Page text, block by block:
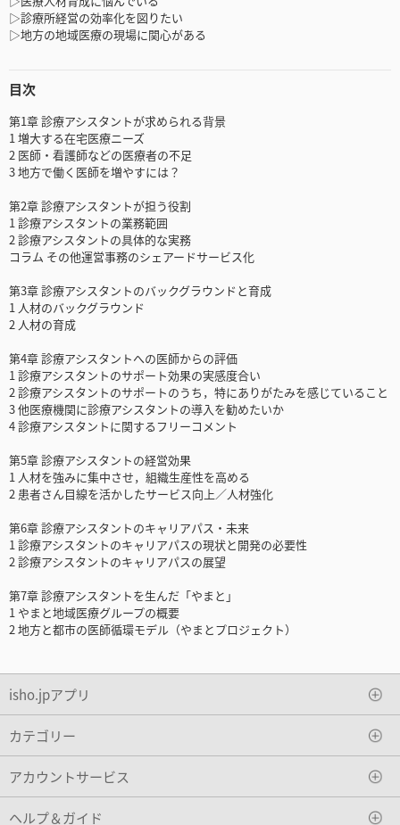
▷診療所経営の効率化を図りたい
▷地方の地域医療の現場に関心がある
目次
第1章 診療アシスタントが求められる背景
1 増大する在宅医療ニーズ
2 医師・看護師などの医療者の不足
3 地方で働く医師を増やすには？
第2章 診療アシスタントが担う役割
1 診療アシスタントの業務範囲
2 診療アシスタントの具体的な実務
コラム その他運営事務のシェアードサービス化
第3章 診療アシスタントのバックグラウンドと育成
1 人材のバックグラウンド
2 人材の育成
第4章 診療アシスタントへの医師からの評価
1 診療アシスタントのサポート効果の実感度合い
2 診療アシスタントのサポートのうち，特にありがたみを感じていること
3 他医療機関に診療アシスタントの導入を勧めたいか
4 診療アシスタントに関するフリーコメント
第5章 診療アシスタントの経営効果
1 人材を強みに集中させ，組織生産性を高める
2 患者さん目線を活かしたサービス向上／人材強化
第6章 診療アシスタントのキャリアパス・未来
1 診療アシスタントのキャリアパスの現状と開発の必要性
2 診療アシスタントのキャリアパスの展望
第7章 診療アシスタントを生んだ「やまと」
1 やまと地域医療グループの概要
2 地方と都市の医師循環モデル（やまとプロジェクト）
isho.jpアプリ
カテゴリー
アカウントサービス
ヘルプ＆ガイド